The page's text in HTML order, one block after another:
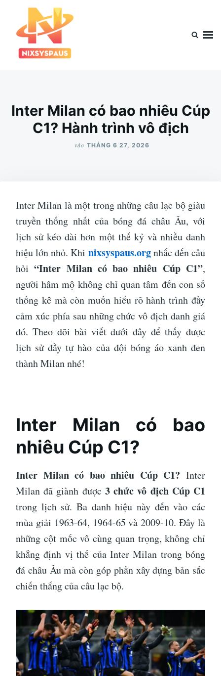
dung
Tìm
kiếm
cho:
Inter Milan có bao nhiêu Cúp
C1? Hành trình vô địch
vào THÁNG 6 27, 2026
Inter Milan là một trong những câu lạc bộ giàu
truyền thống nhất của bóng đá châu Âu, với
lịch sử kéo dài hơn một thế kỷ và nhiều danh
hiệu lớn nhỏ. Khi nixsyspaus.org nhắc đến câu
hỏi“Inter Milan có bao nhiêu Cúp C1”,
người hâm mộ không chỉ quan tâm đến con số
thống kê mà còn muốn hiểu rõ hành trình đầy
cảm xúc phía sau những chức vô địch danh giá
đó. Theo dõi bài viết dưới đây để thấy được
lịch sử đầy tự hào của đội bóng áo xanh đen
thành Milan nhé!
Inter Milan có bao
nhiêu Cúp C1?
Inter Milan có bao nhiêu Cúp C1? Inter
Milan đã giành được 3 chức vô địch Cúp C1
trong lịch sử. Ba danh hiệu này đến vào các
mùa giải 1963-64, 1964-65 và 2009-10. Đây là
những cột mốc vô cùng quan trọng, không chỉ
khẳng định vị thế của Inter Milan trong bóng
đá châu Âu mà còn góp phần xây dựng bản sắc
chiến thắng của câu lạc bộ.